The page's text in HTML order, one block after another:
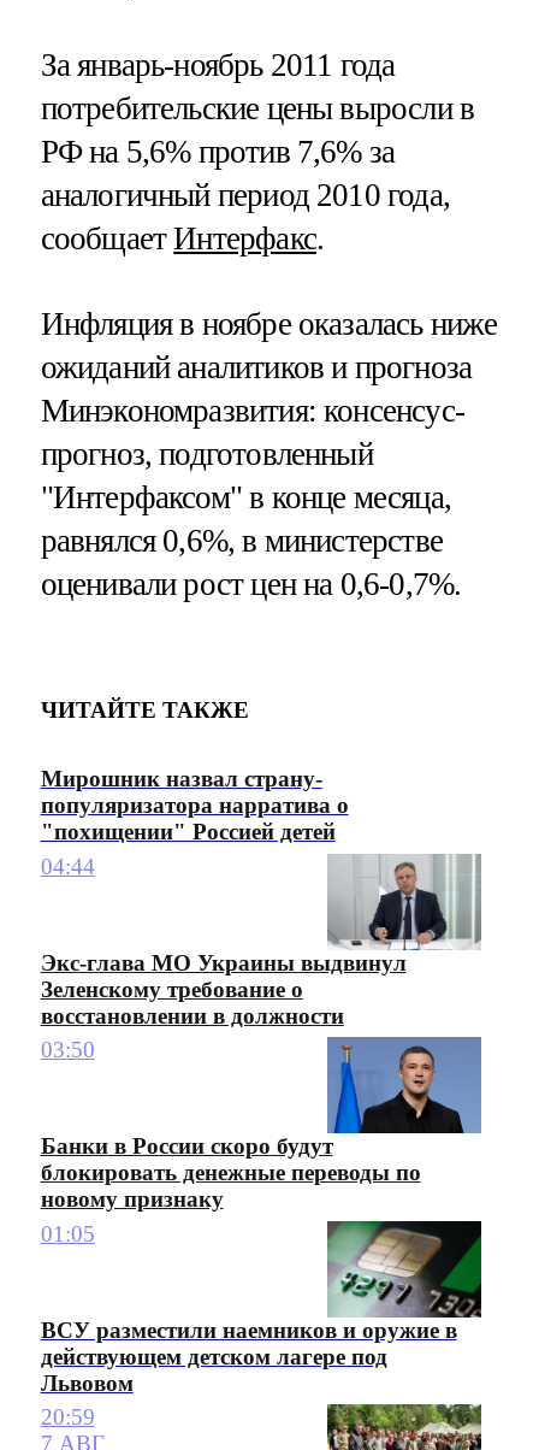
За январь-ноябрь 2011 года
потребительские цены выросли в
РФ на 5,6% против 7,6% за
аналогичный период 2010 года,
сообщаетИнтерфакс.
Инфляция в ноябре оказалась ниже
ожиданий аналитиков и прогноза
Минэкономразвития: консенсус-
прогноз, подготовленный
"Интерфаксом" в конце месяца,
равнялся 0,6%, в министерстве
оценивали рост цен на 0,6-0,7%.
ЧИТАЙТЕ ТАКЖЕ
Мирошник назвал страну-
популяризатора нарратива о
"похищении" Россией детей
04:44
Экс-глава МО Украины выдвинул
Зеленскому требование о
восстановлении в должности
03:50
Банки в России скоро будут
блокировать денежные переводы по
новому признаку
01:05
ВСУ разместили наемников и оружие в
действующем детском лагере под
Львовом
20:59
7 АВГ